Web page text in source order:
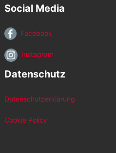
Social Media
Facebook
Instagram
Datenschutz
Datenschutzerklärung
Cookie Policy